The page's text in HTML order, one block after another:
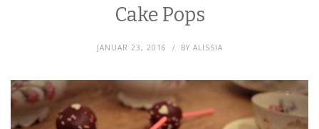
Cake Pops
JANUAR 23, 2016 BY ALISSIA